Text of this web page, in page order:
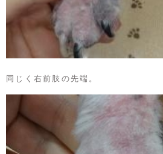
同じく右前肢の先端。